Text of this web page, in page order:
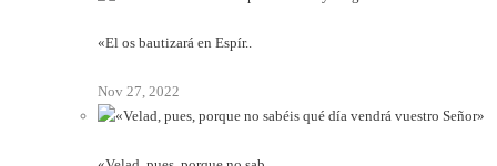
«El os bautizará en Espír..
Nov 27, 2022